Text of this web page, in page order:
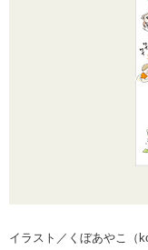
イラスト／くぼあやこ（